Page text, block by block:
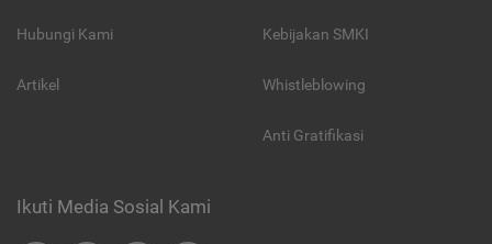
Hubungi Kami
Artikel
Kebijakan SMKI
Whistleblowing
Anti Gratifikasi
Ikuti Media Sosial Kami